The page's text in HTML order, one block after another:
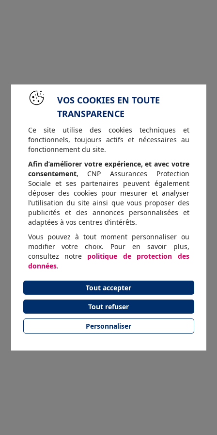
VOS COOKIES EN TOUTE
TRANSPARENCE
Ce site utilise des cookies techniques et
fonctionnels, toujours actifs et nécessaires au
fonctionnement du site.
Afin d’améliorer votre expérience, et avec votre
consentement, CNP Assurances Protection
Sociale et ses partenaires peuvent également
déposer des cookies pour mesurer et analyser
l’utilisation du site ainsi que vous proposer des
publicités et des annonces personnalisées et
adaptées à vos centres d’intérêts.
Vous pouvez à tout moment personnaliser ou
modifier votre choix. Pour en savoir plus,
consultez notre politique de protection des
données.
Personnaliser
Tout refuser
Tout accepter